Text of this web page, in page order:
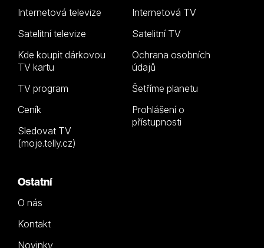
Internetová televize
Satelitní televize
Kde koupit dárkovou
TV kartu
TV program
Ceník
Sledovat TV
(moje.telly.cz)
Internetová TV
Satelitní TV
Ochrana osobních
údajů
Šetříme planetu
Prohlášení o
přístupnosti
Ostatní
O nás
Kontakt
Novinky